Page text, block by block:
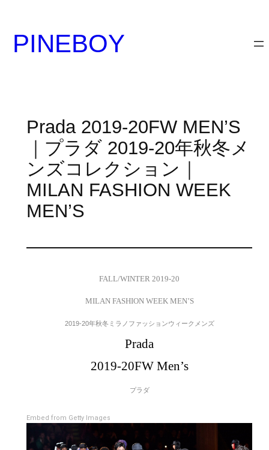
PINEBOY
Prada 2019-20FW MEN’S
｜プラダ 2019-20年秋冬メ
ンズコレクション｜
MILAN FASHION WEEK
MEN’S
FALL/WINTER 2019-20
MILAN FASHION WEEK MEN’S
2019-20年秋冬ミラノファッションウィークメンズ
Prada
2019-20FW Men’s
プラダ
Embed from Getty Images